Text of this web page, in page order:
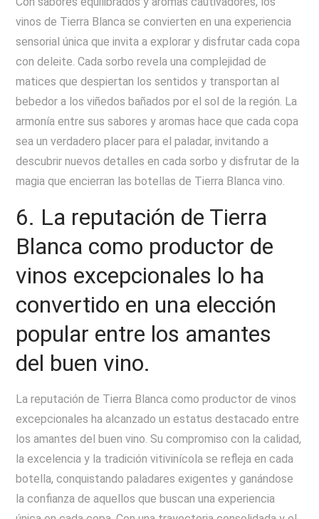
vinos de Tierra Blanca se convierten en una experiencia
sensorial única que invita a explorar y disfrutar cada copa
con deleite. Cada sorbo revela una complejidad de
matices que despiertan los sentidos y transportan al
bebedor a los viñedos bañados por el sol de la región. La
armonía entre sus sabores y aromas hace que cada copa
sea un verdadero placer para el paladar, invitando a
descubrir nuevos detalles en cada sorbo y disfrutar de la
magia que encierran las botellas de Tierra Blanca vino.
6. La reputación de Tierra
Blanca como productor de
vinos excepcionales lo ha
convertido en una elección
popular entre los amantes
del buen vino.
La reputación de Tierra Blanca como productor de vinos
excepcionales ha alcanzado un estatus destacado entre
los amantes del buen vino. Su compromiso con la calidad,
la excelencia y la tradición vitivinícola se refleja en cada
botella, conquistando paladares exigentes y ganándose
la confianza de aquellos que buscan una experiencia